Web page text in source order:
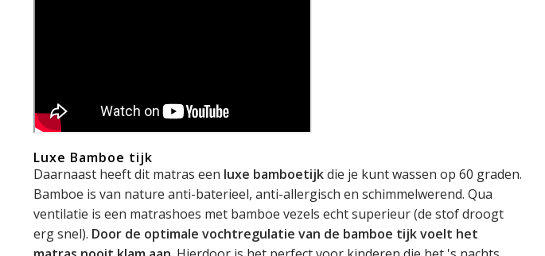
Luxe Bamboe tijk
Daarnaast heeft dit matras een luxe bamboetijkdie je kunt wassen op 60 graden.
Bamboe is van nature anti-baterieel, anti-allergisch en schimmelwerend. Qua
ventilatie is een matrashoes met bamboe vezels echt superieur (de stof droogt
erg snel). Door de optimale vochtregulatie van de bamboe tijk voelt het